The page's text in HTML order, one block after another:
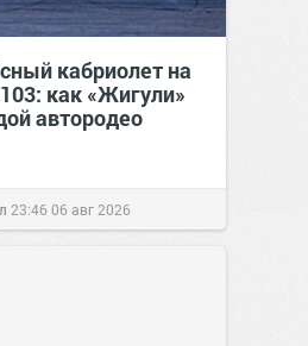
кабриолет на
как «Жигули»
автородео
23:4606 авг 2026